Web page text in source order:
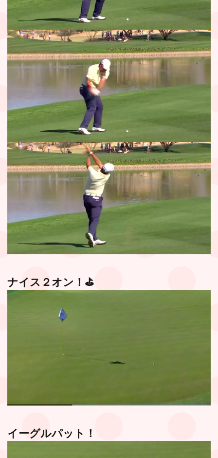
ナイス２オン！⛳️
イーグルパット！